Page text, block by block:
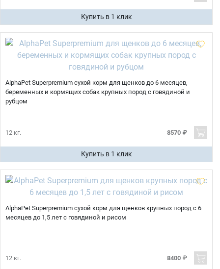
Купить в 1 клик
AlphaPet Superpremium сухой корм для щенков до 6 месяцев,
беременных и кормящих собак крупных пород с говядиной и
рубцом
12 кг. 8570 ₽
Купить в 1 клик
AlphaPet Superpremium сухой корм для щенков крупных пород с 6
месяцев до 1,5 лет с говядиной и рисом
12 кг. 8400 ₽